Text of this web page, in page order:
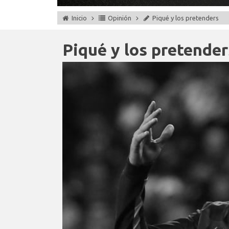
Inicio Opinión Piqué y los pretenders
Piqué y los